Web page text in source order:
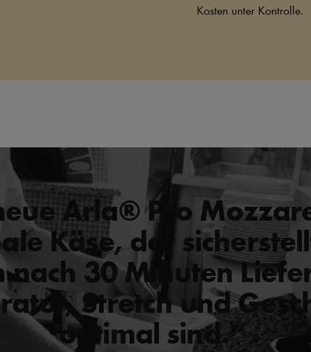
Kosten unter Kontrolle.
Arla® Pro
Käse, der
nach 30 Minuten
Stretch und
optimal sind.“